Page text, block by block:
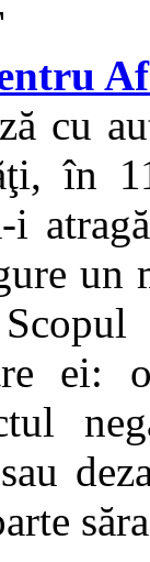
cu
în
i
un
ei: